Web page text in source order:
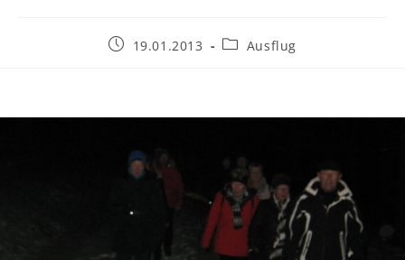
Beitrag19.01.2013
Beitrags-
Ausflug